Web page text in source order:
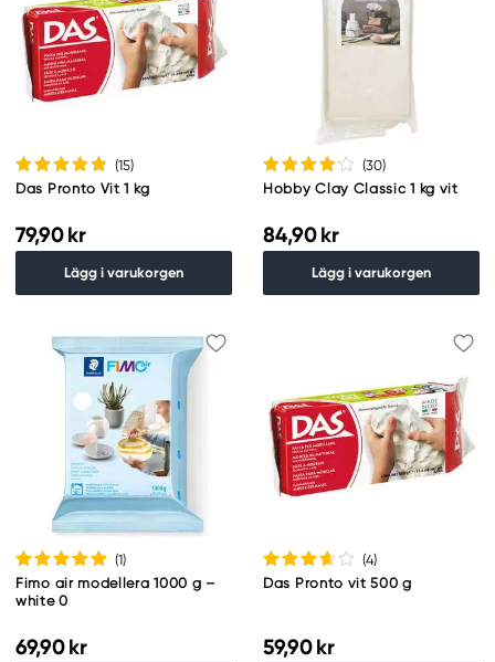
(15)
Das Pronto Vit 1 kg
79,90 kr
Lägg i varukorgen
(30)
Hobby Clay Classic 1 kg vit
84,90 kr
Lägg i varukorgen
(1)
Fimo air modellera 1000 g –
white 0
69,90 kr
(4)
Das Pronto vit 500 g
59,90 kr